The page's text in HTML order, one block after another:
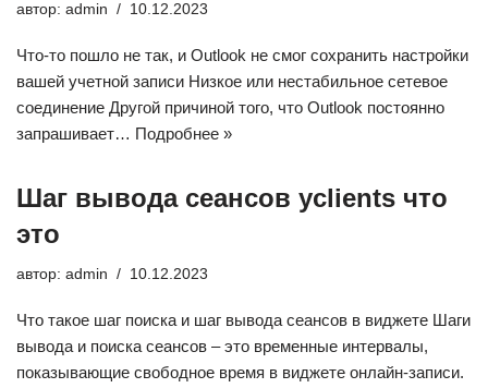
автор: admin 10.12.2023
Что-то пошло не так, и Outlook не смог сохранить настройки
вашей учетной записи Низкое или нестабильное сетевое
соединение Другой причиной того, что Outlook постоянно
запрашивает… Подробнее »
Шаг вывода сеансов yclients что
это
автор: admin 10.12.2023
Что такое шаг поиска и шаг вывода сеансов в виджете Шаги
вывода и поиска сеансов – это временные интервалы,
показывающие свободное время в виджете онлайн-записи.